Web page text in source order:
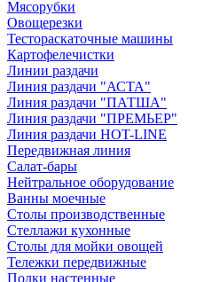
Мясорубки
Овощерезки
Тестораскаточные машины
Картофелечистки
Линии раздачи
Линия раздачи "АСТА"
Линия раздачи "ПАТША"
Линия раздачи "ПРЕМЬЕР"
Линия раздачи HOT-LINE
Передвижная линия
Салат-бары
Нейтральное оборудование
Ванны моечные
Столы производственные
Стеллажи кухонные
Столы для мойки овощей
Тележки передвижные
Полки настенные